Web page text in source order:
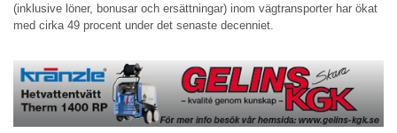
(inklusive löner, bonusar och ersättningar) inom vägtransporter har ökat
med cirka 49 procent under det senaste decenniet.